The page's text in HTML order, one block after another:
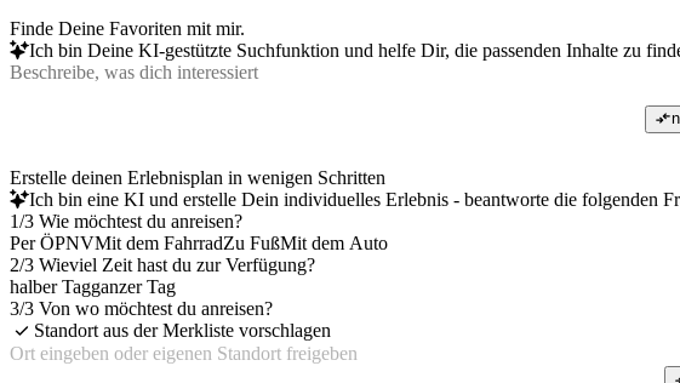
Finde Deine Favoriten mit mir.
Ich bin Deine KI-gestützte Suchfunktion und helfe Dir, die passenden Inhalte zu
Erstelle deinen Erlebnisplan in wenigen Schritten
Ich bin eine KI und erstelle Dein individuelles Erlebnis - beantworte die folgenden
1/3 Wie möchtest du anreisen?
Per ÖPNVMit dem FahrradZu FußMit dem Auto
2/3 Wieviel Zeit hast du zur Verfügung?
halber Tagganzer Tag
3/3 Von wo möchtest du anreisen?
Standort aus der Merkliste vorschlagen